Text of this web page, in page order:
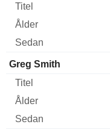
Greg Smith